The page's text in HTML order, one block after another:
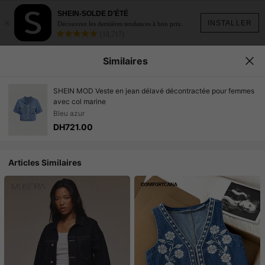
INSTALLER
SHEIN-SOLDE D'ÉTÉ
Découvrez les dernières tendances à bon prix.
Similaires
SHEIN MOD Veste en jean délavé décontractée pour femmes
avec col marine
Bleu azur
DH721.00
Articles Similaires